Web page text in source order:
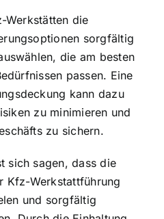
Werkstätten die
sorgfältig
die am besten
passen. Eine
kann dazu
zu minimieren und
zu sichern.
sich sagen, dass die
Kfz-Werkstattführung
und sorgfältig